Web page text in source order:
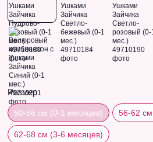
Размер
50-56 см (0-1 месяцев) 56-62
62-68 см (3-6 месяцев)